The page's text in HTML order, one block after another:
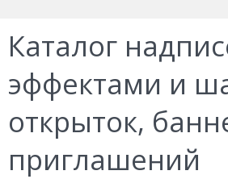
Каталог
эффектами и
открыток,
приглашений